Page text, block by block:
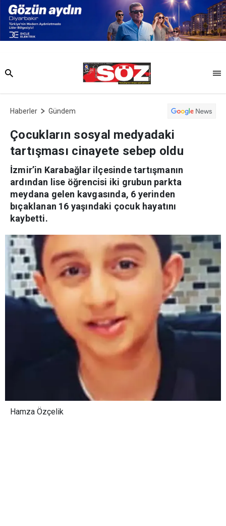
Haberler Gündem
Çocukların sosyal medyadaki
tartışması cinayete sebep oldu
İzmir’in Karabağlar ilçesinde tartışmanın
ardından lise öğrencisi iki grubun parkta
meydana gelen kavgasında, 6 yerinden
bıçaklanan 16 yaşındaki çocuk hayatını
kaybetti.
Hamza Özçelik